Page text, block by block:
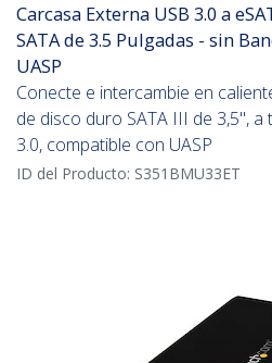
Carcasa Externa USB 3.0 a
SATA de 3.5 Pulgadas - sin
UASP
Conecte e intercambie en
de disco duro SATA III de 3,5", a
3.0, compatible con UASP
ID del Producto: S351BMU33ET